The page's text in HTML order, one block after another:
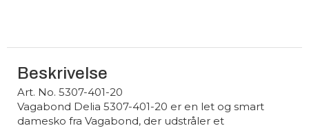
Beskrivelse
Art. No. 5307-401-20
Vagabond Delia 5307-401-20 er en let og smart
damesko fra Vagabond, der udstråler et